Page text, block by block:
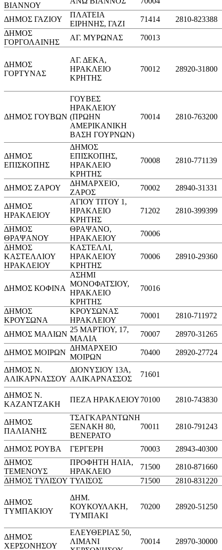
ΒΙΑΝΝΟΥ
ΔΗΜΟΣ ΓΑΖΙΟΥ
ΠΛΑΤΕΙΑ
ΕΙΡΗΝΗΣ, ΓΑΖΙ
71414
2810-823388
ΔΗΜΟΣ
ΓΟΡΓΟΛΑΙΝΗΣ
ΑΓ. ΜΥΡΩΝΑΣ 70013
ΔΗΜΟΣ
ΓΟΡΤΥΝΑΣ
ΑΓ. ΔΕΚΑ,
ΗΡΑΚΛΕΙΟ
ΚΡΗΤΗΣ
70012 28920-31800
ΔΗΜΟΣ ΓΟΥΒΩΝ
ΓΟΥBEΣ
ΗΡΑΚΛΕΙΟΥ
(ΠΡΩΗΝ
ΑΜΕΡΙΚΑΝΙΚΗ
ΒΑΣΗ ΓΟΥΡΝΩΝ)
70014 2810-763200
ΔΗΜΟΣ
ΕΠΙΣΚΟΠΗΣ
ΔΗΜΟΣ
ΕΠΙΣΚΟΠΗΣ,
ΗΡΑΚΛΕΙΟ
ΚΡΗΤΗΣ
70008 2810-771139
ΔΗΜΟΣ ΖΑΡΟΥ
ΔΗΜΑΡΧΕΙΟ,
ΖΑΡΟΣ
70002 28940-31331
ΔΗΜΟΣ
ΗΡΑΚΛΕΙΟΥ
ΑΓΙΟΥ ΤΙΤΟΥ 1,
ΗΡΑΚΛΕΙΟ
ΚΡΗΤΗΣ
71202 2810-399399
ΔΗΜΟΣ
ΘΡΑΨΑΝΟΥ
ΘΡΑΨΑΝΟ,
ΗΡΑΚΛΕΙΟΥ
70006
ΔΗΜΟΣ
ΚΑΣΤΕΛΛΙΟΥ
ΗΡΑΚΛΕΙΟΥ
ΚΑΣΤΕΛΛΙ,
ΗΡΑΚΛΕΙΟΥ
ΚΡΗΤΗΣ
70006 28910-29360
ΔΗΜΟΣ ΚΟΦΙΝΑ
ΑΣΗΜΙ
ΜΟΝΟΦΑΤΣΙΟΥ,
ΗΡΑΚΛΕΙΟ
ΚΡΗΤΗΣ
70016
ΔΗΜΟΣ
ΚΡΟΥΣΩΝΑ
ΚΡΟΥΣΩΝΑΣ
ΗΡΑΚΛΕΙΟΥ
70001 2810-711972
ΔΗΜΟΣ ΜΑΛΙΩΝ
25 ΜΑΡΤΙΟΥ, 17,
ΜΑΛΙΑ
70007 28970-31265
ΔΗΜΟΣ ΜΟΙΡΩΝ
ΔΗΜΑΡΧΕΙΟ
ΜΟΙΡΩΝ
70400 28920-27724
ΔΗΜΟΣ Ν.
ΑΛΙΚΑΡΝΑΣΣΟΥ
ΔΙΟΝΥΣΙΟΥ 13Α,
ΑΛΙΚΑΡΝΑΣΣΟΣ
71601
ΔΗΜΟΣ Ν.
ΚΑΖΑΝΤΖΑΚΗ
ΠΕΖΑ ΗΡΑΚΛΕΙΟΥ70100 2810-743830
ΔΗΜΟΣ
ΠΑΛΙΑΝΗΣ
ΤΣΑΓΚΑΡΑΝΤΩΝΗ
ΞΕΝΑΚΗ 80,
ΒΕΝΕΡΑΤΟ
70011 2810-791243
ΔΗΜΟΣ ΡΟΥΒΑ ΓΕΡΓΕΡΗ 70003
28943-40300
ΔΗΜΟΣ
ΤΕΜΕΝΟΥΣ
ΠΡΟΦΗΤΗ ΗΛΙΑ,
ΗΡΑΚΛΕΙΟ
71500
2810-871660
ΔΗΜΟΣ ΤΥΛΙΣΟΥ ΤΥΛΙΣΟΣ 71500 2810-831220
ΔΗΜΟΣ
ΤΥΜΠΑΚΙΟΥ
ΔΗΜ.
ΚΟΥΚΟΥΛΑΚΗ,
ΤΥΜΠΑΚΙ
70200 28920-51250
ΔΗΜΟΣ
ΧΕΡΣΟΝΗΣΟΥ
ΕΛΕΥΘΕΡΙΑΣ 50,
ΛΙΜΑΝΙ
70014 28970-30000